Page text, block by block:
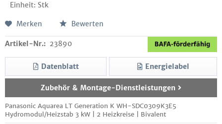
Einheit: Stk
Merken Bewerten
Artikel-Nr.: 23890
Datenblatt Energielabel
Zubehör & Montage-Dienstleistungen
Panasonic Aquarea LT Generation K WH-SDC0309K3E5
Hydromodul/Heizstab 3 kW | 2 Heizkreise | Bivalent